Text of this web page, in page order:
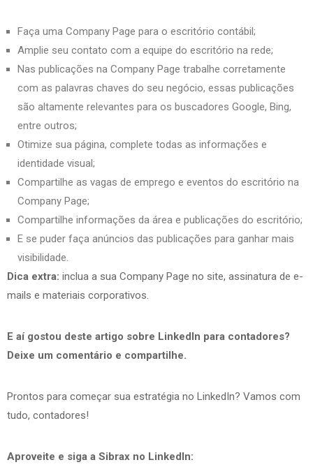
Faça uma Company Page para o escritório contábil;
Amplie seu contato com a equipe do escritório na rede;
Nas publicações na Company Page trabalhe corretamente
com as palavras chaves do seu negócio, essas publicações
são altamente relevantes para os buscadores Google, Bing,
entre outros;
Otimize sua página, complete todas as informações e
identidade visual;
Compartilhe as vagas de emprego e eventos do escritório na
Company Page;
Compartilhe informações da área e publicações do escritório;
E se puder faça anúncios das publicações para ganhar mais
visibilidade.
Dica extra: inclua a sua Company Page no site, assinatura de e-
mails e materiais corporativos.
E aí gostou deste artigo sobre LinkedIn para contadores?
Deixe um comentário e compartilhe.
Prontos para começar sua estratégia no LinkedIn? Vamos com
tudo, contadores!
Aproveite e siga a Sibrax no LinkedIn: